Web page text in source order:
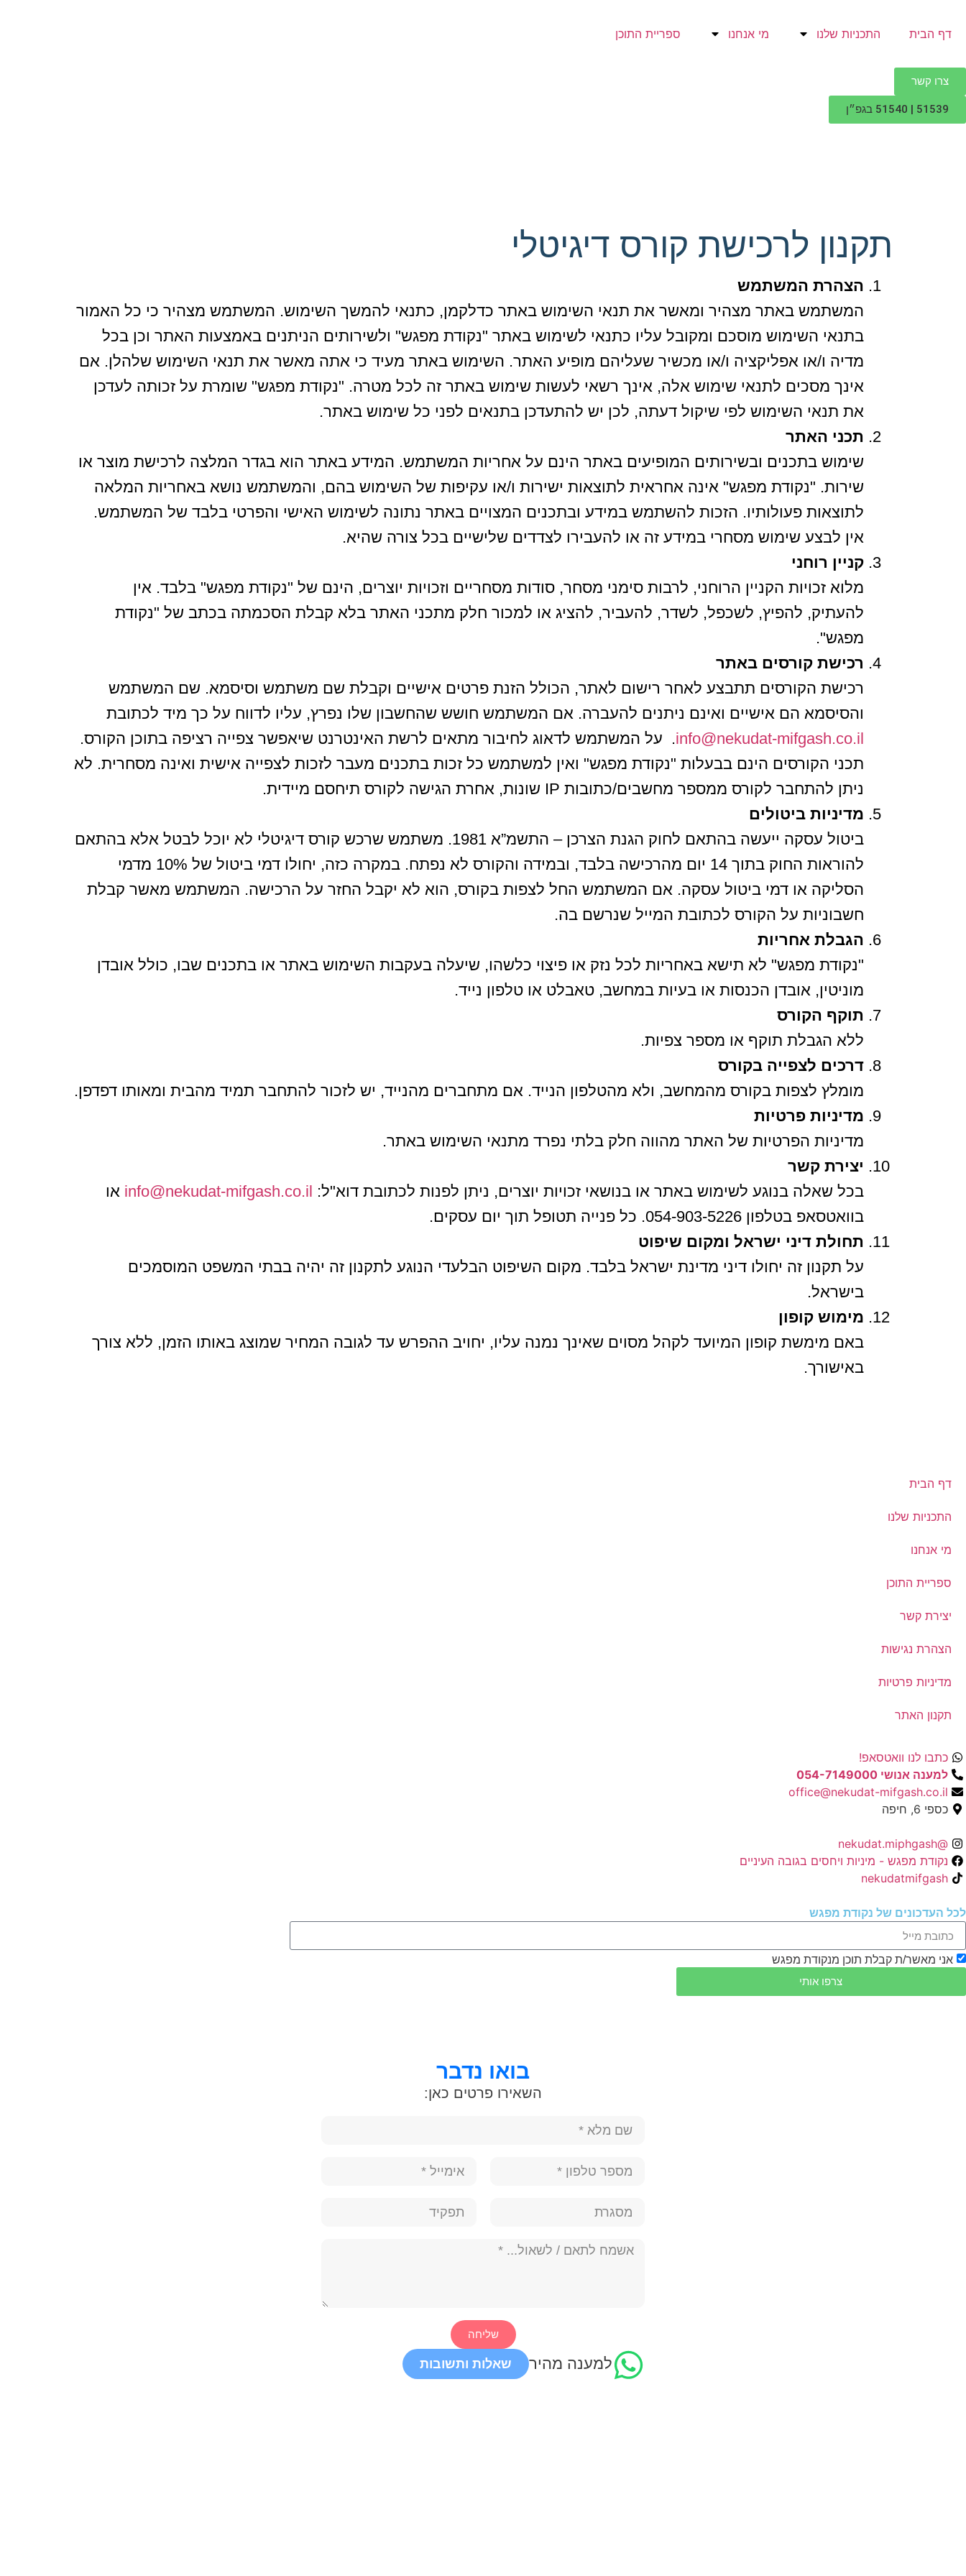
דף הבית התכניות שלנו מי אנחנו ספריית התוכן
צרו קשר
51539 | 51540 בגפ״ן
תקנון לרכישת קורס דיגיטלי
הצהרת המשתמש
המשתמש באתר מצהיר ומאשר את תנאי השימוש באתר כדלקמן, כתנאי להמשך השימוש. המשתמש מצהיר כי כל האמור
בתנאי השימוש מוסכם ומקובל עליו כתנאי לשימוש באתר "נקודת מפגש" ולשירותים הניתנים באמצעות האתר וכן בכל
מדיה ו/או אפליקציה ו/או מכשיר שעליהם מופיע האתר. השימוש באתר מעיד כי אתה מאשר את תנאי השימוש שלהלן. אם
אינך מסכים לתנאי שימוש אלה, אינך רשאי לעשות שימוש באתר זה לכל מטרה. "נקודת מפגש" שומרת על זכותה לעדכן
את תנאי השימוש לפי שיקול דעתה, לכן יש להתעדכן בתנאים לפני כל שימוש באתר.
תכני האתר
שימוש בתכנים ובשירותים המופיעים באתר הינם על אחריות המשתמש. המידע באתר הוא בגדר המלצה לרכישת מוצר או
שירות. "נקודת מפגש" אינה אחראית לתוצאות ישירות ו/או עקיפות של השימוש בהם, והמשתמש נושא באחריות המלאה
לתוצאות פעולותיו. הזכות להשתמש במידע ובתכנים המצויים באתר נתונה לשימוש האישי והפרטי בלבד של המשתמש.
אין לבצע שימוש מסחרי במידע זה או להעבירו לצדדים שלישיים בכל צורה שהיא.
קניין רוחני
מלוא זכויות הקניין הרוחני, לרבות סימני מסחר, סודות מסחריים וזכויות יוצרים, הינם של "נקודת מפגש" בלבד. אין
להעתיק, להפיץ, לשכפל, לשדר, להעביר, להציג או למכור חלק מתכני האתר בלא קבלת הסכמתה בכתב של "נקודת
מפגש".
רכישת קורסים באתר
רכישת הקורסים תתבצע לאחר רישום לאתר, הכולל הזנת פרטים אישיים וקבלת שם משתמש וסיסמא. שם המשתמש
והסיסמא הם אישיים ואינם ניתנים להעברה. אם המשתמש חושש שהחשבון שלו נפרץ, עליו לדווח על כך מיד לכתובת
info@nekudat-mifgash.co.il. על המשתמש לדאוג לחיבור מתאים לרשת האינטרנט שיאפשר צפייה רציפה בתוכן הקורס.
תכני הקורסים הינם בבעלות "נקודת מפגש" ואין למשתמש כל זכות בתכנים מעבר לזכות לצפייה אישית ואינה מסחרית. לא
ניתן להתחבר לקורס ממספר מחשבים/כתובות IP שונות, אחרת הגישה לקורס תיחסם מיידית.
מדיניות ביטולים
ביטול עסקה ייעשה בהתאם לחוק הגנת הצרכן – התשמ”א 1981. משתמש שרכש קורס דיגיטלי לא יוכל לבטל אלא בהתאם
להוראות החוק בתוך 14 יום מהרכישה בלבד, ובמידה והקורס לא נפתח. במקרה כזה, יחולו דמי ביטול של 10% מדמי
הסליקה או דמי ביטול עסקה. אם המשתמש החל לצפות בקורס, הוא לא יקבל החזר על הרכישה. המשתמש מאשר קבלת
חשבוניות על הקורס לכתובת המייל שנרשם בה.
הגבלת אחריות
"נקודת מפגש" לא תישא באחריות לכל נזק או פיצוי כלשהו, שיעלה בעקבות השימוש באתר או בתכנים שבו, כולל אובדן
מוניטין, אובדן הכנסות או בעיות במחשב, טאבלט או טלפון נייד.
תוקף הקורס
ללא הגבלת תוקף או מספר צפיות.
דרכים לצפייה בקורס
מומלץ לצפות בקורס מהמחשב, ולא מהטלפון הנייד. אם מתחברים מהנייד, יש לזכור להתחבר תמיד מהבית ומאותו דפדפן.
מדיניות פרטיות
מדיניות הפרטיות של האתר מהווה חלק בלתי נפרד מתנאי השימוש באתר.
יצירת קשר
בכל שאלה בנוגע לשימוש באתר או בנושאי זכויות יוצרים, ניתן לפנות לכתובת דוא"ל: info@nekudat-mifgash.co.il או
בוואטסאפ בטלפון 054-903-5226. כל פנייה תטופל תוך יום עסקים.
תחולת דיני ישראל ומקום שיפוט
על תקנון זה יחולו דיני מדינת ישראל בלבד. מקום השיפוט הבלעדי הנוגע לתקנון זה יהיה בבתי המשפט המוסמכים
בישראל.
מימוש קופון
באם מימשת קופון המיועד לקהל מסוים שאינך נמנה עליו, יחויב ההפרש עד לגובה המחיר שמוצג באותו הזמן, ללא צורך
באישורך.
דף הבית
התכניות שלנו
מי אנחנו
ספריית התוכן
יצירת קשר
הצהרת נגישות
מדיניות פרטיות
תקנון האתר
כתבו לנו וואטסאפ!
למענה אנושי 054-7149000
office@nekudat-mifgash.co.il
כספי 6, חיפה
@nekudat.miphgash
נקודת מפגש - מיניות ויחסים בגובה העיניים
nekudatmifgash
לכל העדכונים של נקודת מפגש
אני מאשר/ת קבלת תוכן מנקודת מפגש
צרפו אותי
בואו נדבר
השאירו פרטים כאן:
שליחה
למענה מהיר שאלות ותשובות